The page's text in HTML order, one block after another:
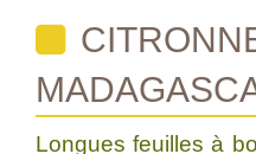
Longues feuilles à